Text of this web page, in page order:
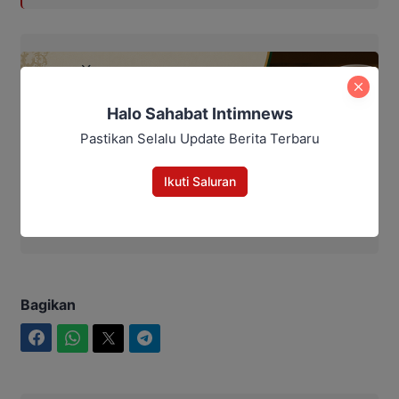
Bagikan
Halo Sahabat Intimnews
Pastikan Selalu Update Berita Terbaru
Ikuti Saluran